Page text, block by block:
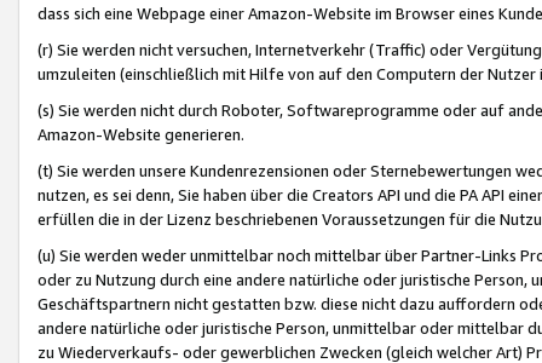
dass sich eine Webpage einer Amazon-Website im Browser eines
(r) Sie werden nicht versuchen, Internetverkehr (Traffic) oder
umzuleiten (einschließlich mit Hilfe von auf den Computern der
(s) Sie werden nicht durch Roboter, Softwareprogramme oder auf
Amazon-Website generieren.
(t) Sie werden unsere Kundenrezensionen oder Sternebewertungen
nutzen, es sei denn, Sie haben über die Creators API und die PA API
erfüllen die in der Lizenz beschriebenen Voraussetzungen für die
(u) Sie werden weder unmittelbar noch mittelbar über Partner-Links
oder zu Nutzung durch eine andere natürliche oder juristische
Geschäftspartnern nicht gestatten bzw. diese nicht dazu auffordern
andere natürliche oder juristische Person, unmittelbar oder mittelbar
zu Wiederverkaufs- oder gewerblichen Zwecken (gleich welcher Art)